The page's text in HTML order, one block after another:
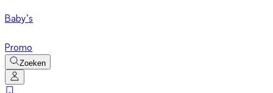
Baby’s
Promo
Zoeken